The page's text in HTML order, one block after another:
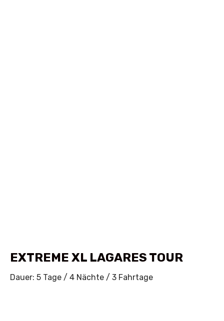
EXTREME XL LAGARES TOUR
Dauer: 5 Tage / 4 Nächte / 3 Fahrtage